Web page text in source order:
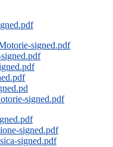
signed.pdf
signed.pdf
signed.pdf
signed.pdf